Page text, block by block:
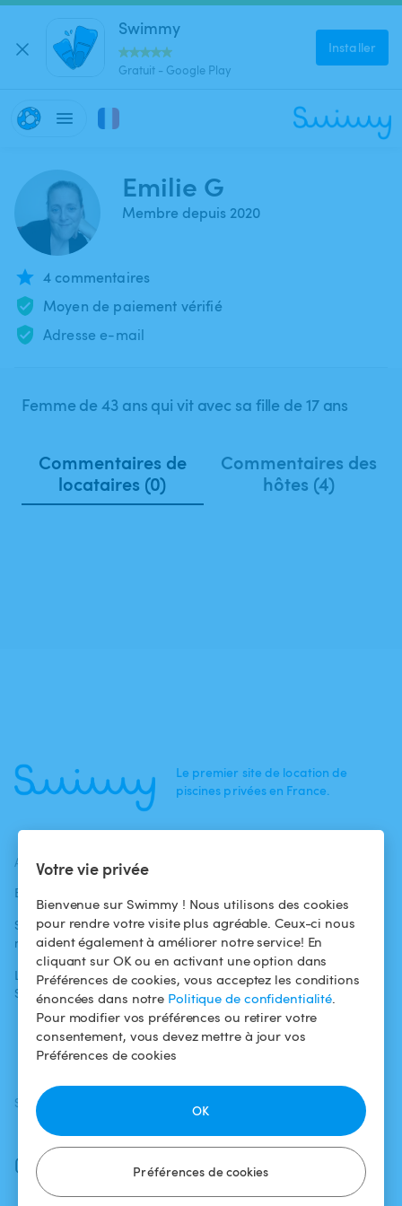
Votre vie privée
Bienvenue sur Swimmy ! Nous utilisons des cookies
pour rendre votre visite plus agréable. Ceux-ci nous
aident également à améliorer notre service! En
cliquant sur OK ou en activant une option dans
Préférences de cookies, vous acceptez les conditions
énoncées dans notre Politique de confidentialité.
Pour modifier vos préférences ou retirer votre
consentement, vous devez mettre à jour vos
Préférences de cookies
Préférences de cookies
OK
Swimmy
Gratuit - Google Play
Installer
Emilie G
Membre depuis 2020
4 commentaires
Moyen de paiement vérifié
Adresse e-mail
Femme de 43 ans qui vit avec sa fille de 17 ans
Commentaires de
locataires (0)
Commentaires des
hôtes (4)
Le premier site de location de
piscines privées en France.
ACTUALITÉS
Blog
Swimmy dans les
médias
L'aventure
Swimmy
baigneurs
Pour les
propriétaires
Louer ma piscine
Comment ça
marche ?
Conditions
d'utilisation
Politique de
confidentialité
Mentions légales
SUIVEZ-NOUS
Facebook
Instagram